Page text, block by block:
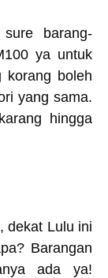
barang-
ya untuk
korang boleh
yang sama.
hingga
dekat Lulu ini
Barangan
ada ya!